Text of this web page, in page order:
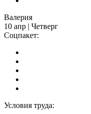
Валерия
10 апр | Четверг
Соцпакет:
Условия труда: